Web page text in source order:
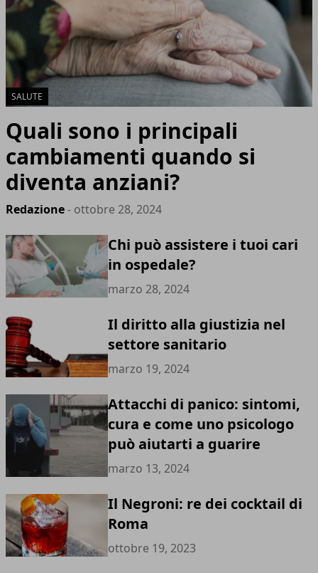
SALUTE
Quali sono i principali
cambiamenti quando si
diventa anziani?
Redazione- ottobre 28, 2024
Chi può assistere i tuoi cari
in ospedale?
marzo 28, 2024
Il diritto alla giustizia nel
settore sanitario
marzo 19, 2024
Attacchi di panico: sintomi,
cura e come uno psicologo
può aiutarti a guarire
marzo 13, 2024
Il Negroni: re dei cocktail di
Roma
ottobre 19, 2023